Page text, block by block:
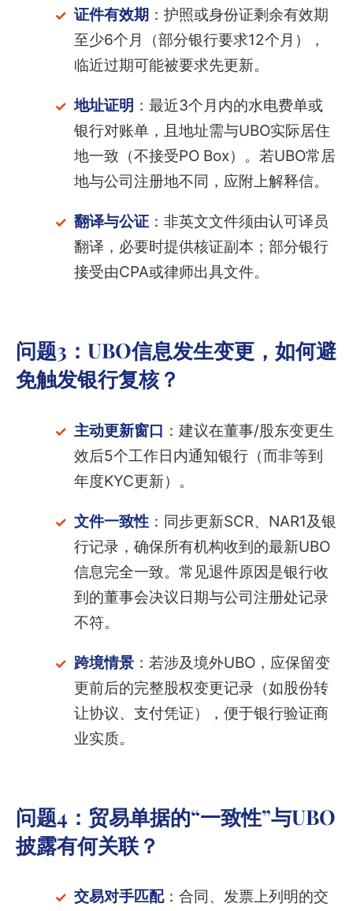
证件有效期 ：护照或身份证剩余有效期
至少6个月（部分银行要求12个月），
临近过期可能被要求先更新。
地址证明 ：最近3个月内的水电费单或
银行对账单，且地址需与UBO实际居住
地一致（不接受PO Box）。若UBO常居
地与公司注册地不同，应附上解释信。
翻译与公证：非英文文件须由认可译员
翻译，必要时提供核证副本；部分银行
接受由CPA或律师出具文件。
问题3：UBO信息发生变更，如何避
免触发银行复核？
主动更新窗口 ：建议在董事/股东变更生
效后5个工作日内通知银行（而非等到
年度KYC更新）。
文件一致性：同步更新SCR、NAR1及银
行记录，确保所有机构收到的最新UBO
信息完全一致。常见退件原因是银行收
到的董事会决议日期与公司注册处记录
不符。
跨境情景：若涉及境外UBO，应保留变
更前后的完整股权变更记录（如股份转
让协议、支付凭证），便于银行验证商
业实质。
问题4：贸易单据的“一致性”与UBO
披露有何关联？
交易对手匹配：合同、发票上列明的交